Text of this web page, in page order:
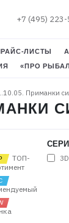
+7 (495)
ЛИСТЫ
«ПРО
Приманки
ТОП-